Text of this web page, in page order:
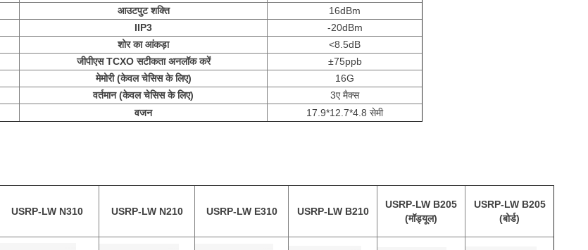
आउटपुट शक्ति
16dBm
IIP3
-20dBm
शोर का आंकड़ा
<8.5dB
जीपीएस TCXO सटीकता अनलॉक करें
±75ppb
मेमोरी (केवल चेसिस के लिए)
16G
वर्तमान (केवल चेसिस के लिए)
3ए मैक्स
वजन 17.9*12.7*4.8 सेमी
USRP-LW N310 USRP-LW N210 USRP-LW E310 USRP-LW B210
USRP-LW B205
(मॉड्यूल)
USRP-LW B205
(बोर्ड)